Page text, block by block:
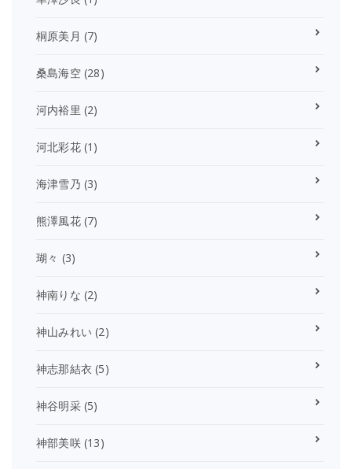
桐原美月 (7)
桑島海空(28)
河内裕里 (2)
河北彩花(1)
海津雪乃 (3)
熊澤風花(7)
瑚々 (3)
神南りな (2)
神山みれい (2)
神志那結衣 (5)
神谷明采(5)
神部美咲(13)